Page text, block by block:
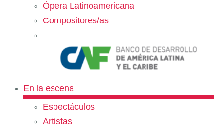
Ópera Latinoamericana
Compositores/as
En la escena
Espectáculos
Artistas